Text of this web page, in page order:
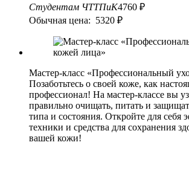
Студентам ЧТТПиК4760 ₽
Обычная цена: 5320 ₽
Мастер-класс «Профессиональный
Позаботьтесь о своей коже, как
профессионал! На мастер-классе вы
правильно очищать, питать и
типа и состояния. Откройте для себя
техники и средства для сохранения
вашей кожи!